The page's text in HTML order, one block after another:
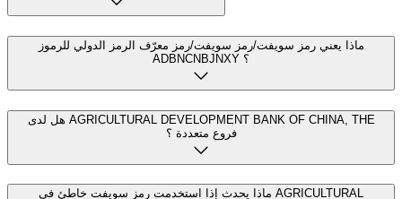
ماذا يعني رمز سويفت/رمز سويفت/رمز معرّف الرمز الدولي للرموز
ADBNCNBJNXY ؟
هل لدى AGRICULTURAL DEVELOPMENT BANK OF CHINA, THE
فروع متعددة ؟
ماذا يحدث إذا استخدمت رمز سويفت خاطئ في AGRICULTURAL